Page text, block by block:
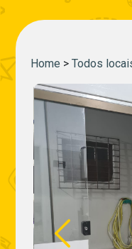
Home > Todos